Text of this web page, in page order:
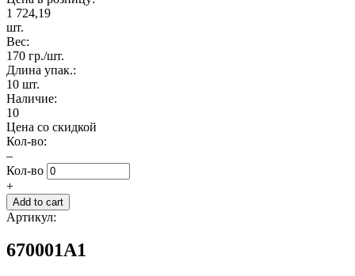
1 724,19
шт.
Вес:
170 гр./шт.
Длина упак.:
10 шт.
Наличие:
10
Цена со скидкой
Кол-во:
–
Кол-во
+
Артикул:
670001A1